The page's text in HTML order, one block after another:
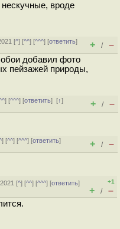
вроде
[^] [^^] [^^^] [ответить]
+ / –
добавил фото
пейзажей природы,
] [^^^] [ответить][↑]
+ / –
] [^^] [^^^] [ответить]
+ / –
[^] [^^] [^^^] [ответить]
+1
+ / –